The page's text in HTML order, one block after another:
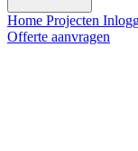
Home Projecten
Offerte aanvragen